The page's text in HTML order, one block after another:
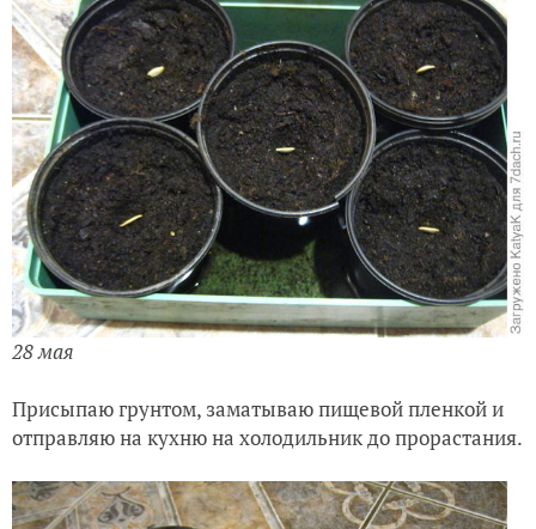
28 мая
Присыпаю грунтом, заматываю пищевой пленкой и
отправляю на кухню на холодильник до прорастания.